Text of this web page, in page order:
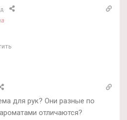
для рук? Они разные по
отличаются?